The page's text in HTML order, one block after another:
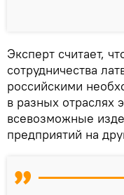
Эксперт считает,
сотрудничества
российскими
в разных отраслях
всевозможные
предприятий на